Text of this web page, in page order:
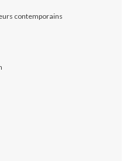
contemporains